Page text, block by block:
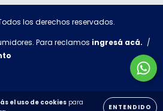
el uso de cookies para
ENTENDIDO
los derechos reservados.
Para reclamos ingresá acá. /